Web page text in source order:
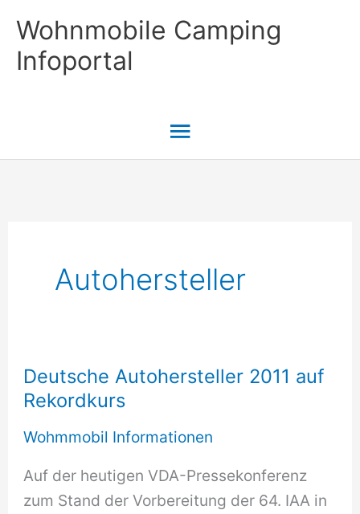
Inhalt
springen
Wohnmobile Camping
Infoportal
Hauptmenü
Autohersteller
Deutsche Autohersteller 2011 auf
Rekordkurs
Wohmmobil Informationen
Auf der heutigen VDA-Pressekonferenz
zum Stand der Vorbereitung der 64. IAA in